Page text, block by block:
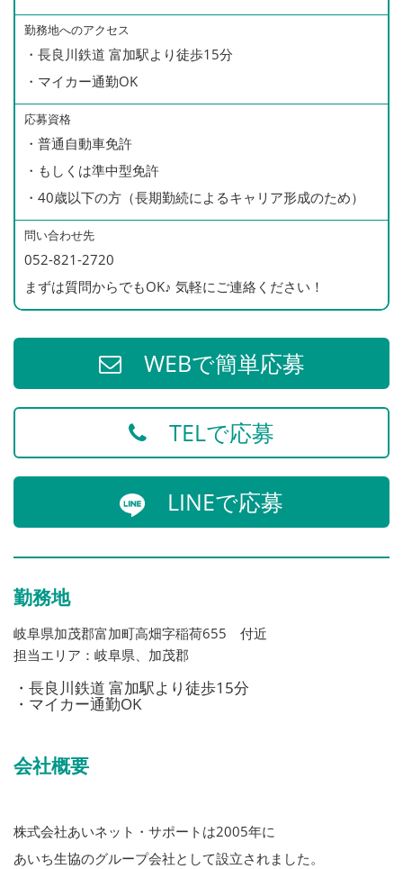
520万円／46歳・入社12年（主任）
390万円／32歳・入社5年
310万円／23歳・入社1年（ドライバー）
・家族手当(配偶者:月1万円/子1人:月5000円)
・無事故手当
※月3000円/無事故継続2年以上月5000円/5年以上月
8000円 等
・役職手当
・選任手当（運行管理者、整備管理者に支給）
・財形貯蓄制度
・退職金制度
・見舞金、慶弔金、結婚・出産祝い金等
・健康診断（全額会社負担）
・資格取得支援制度
※会社負担で準中型免許を取得可能（社内規定あり）
勤務地へのアクセス
・長良川鉄道 富加駅より徒歩15分
・マイカー通勤OK
応募資格
・普通自動車免許
・もしくは準中型免許
・40歳以下の方（長期勤続によるキャリア形成のため）
問い合わせ先
052-821-2720
まずは質問からでもOK♪ 気軽にご連絡ください！
WEBで簡単応募
TELで応募
LINEで応募
勤務地
岐阜県加茂郡富加町高畑字稲荷655 付近
担当エリア：岐阜県、加茂郡
・長良川鉄道 富加駅より徒歩15分
・マイカー通勤OK
会社概要
株式会社あいネット・サポートは2005年に
あいち生協のグループ会社として設立されました。